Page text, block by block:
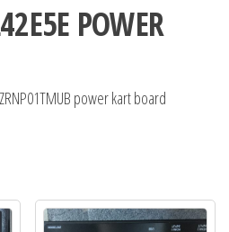
POWER
power kart board